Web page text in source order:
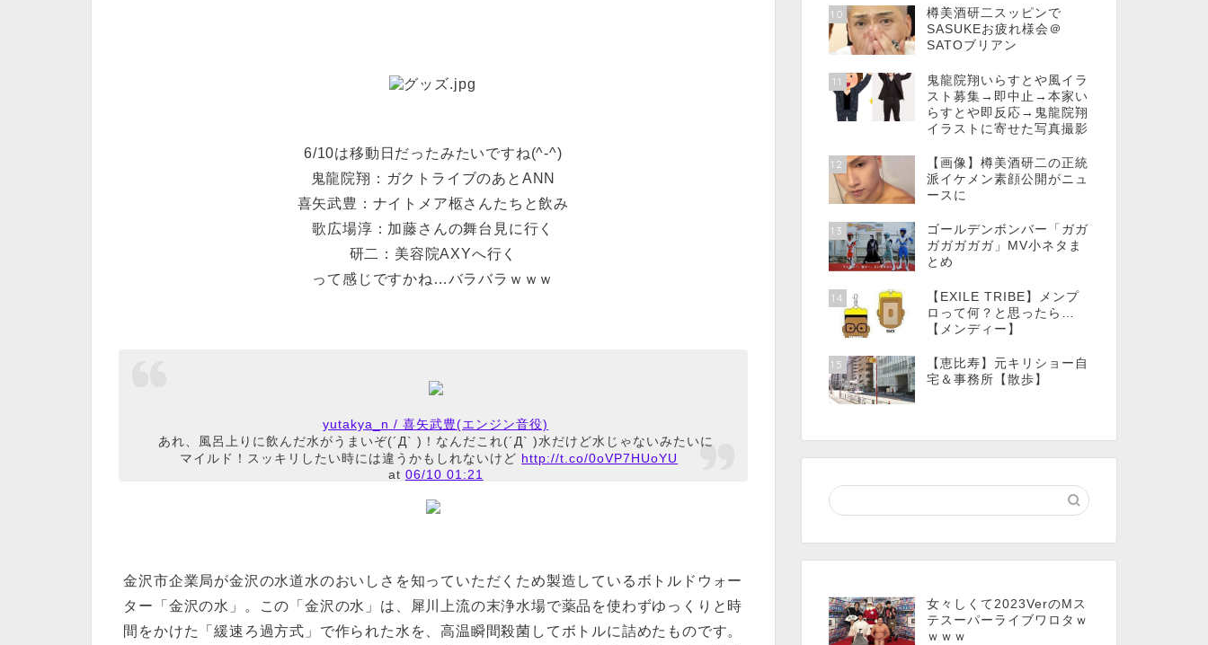
6/10は移動日だったみたいですね(^-^)
鬼龍院翔：ガクトライブのあとANN
喜矢武豊：ナイトメア柩さんたちと飲み
歌広場淳：加藤さんの舞台見に行く
研二：美容院AXYへ行く
って感じですかね…バラバラｗｗｗ
yutakya_n / 喜矢武豊(エンジン音役)
あれ、風呂上りに飲んだ水がうまいぞ(´Д` )！なんだこれ(´Д` )水だけど水じゃないみたいに
マイルド！スッキリしたい時には違うかもしれないけど http://t.co/0oVP7HUoYU
at 06/10 01:21
金沢市企業局が金沢の水道水のおいしさを知っていただくため製造しているボトルドウォー
ター「金沢の水」。この「金沢の水」は、犀川上流の末浄水場で薬品を使わずゆっくりと時
間をかけた「緩速ろ過方式」で作られた水を、高温瞬間殺菌してボトルに詰めたものです。
10
樽美酒研二スッピンで
SASUKEお疲れ様会＠
SATOブリアン
11
鬼龍院翔いらすとや風イラ
スト募集→即中止→本家い
らすとや即反応→鬼龍院翔
イラストに寄せた写真撮影
12
【画像】樽美酒研二の正統
派イケメン素顔公開がニュ
ースに
13
ゴールデンボンバー「ガガ
ガガガガガ」MV小ネタま
とめ
14
【EXILE TRIBE】メンプ
ロって何？と思ったら…
【メンディー】
15
【恵比寿】元キリショー自
宅＆事務所【散歩】
女々しくて2023VerのMス
テスーパーライブワロタｗ
ｗｗｗ